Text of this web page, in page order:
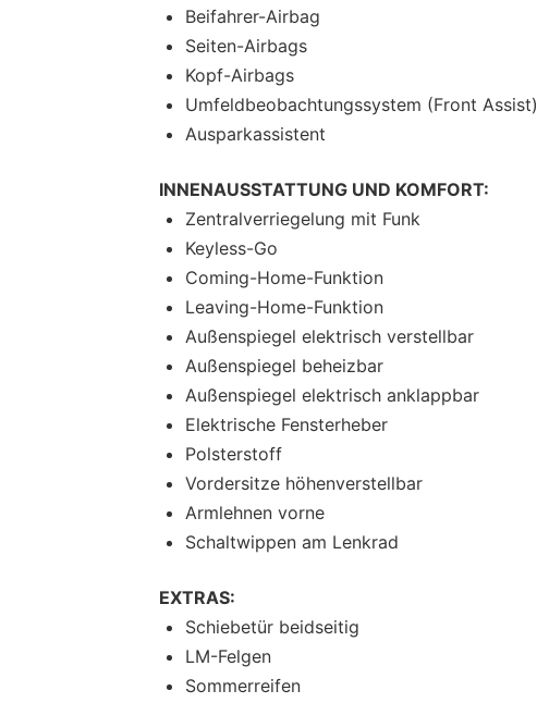
Beifahrer-Airbag
Seiten-Airbags
Kopf-Airbags
Umfeldbeobachtungssystem (Front Assist)
Ausparkassistent
INNENAUSSTATTUNG UND KOMFORT:
Zentralverriegelung mit Funk
Keyless-Go
Coming-Home-Funktion
Leaving-Home-Funktion
Außenspiegel elektrisch verstellbar
Außenspiegel beheizbar
Außenspiegel elektrisch anklappbar
Elektrische Fensterheber
Polsterstoff
Vordersitze höhenverstellbar
Armlehnen vorne
Schaltwippen am Lenkrad
EXTRAS:
Schiebetür beidseitig
LM-Felgen
Sommerreifen